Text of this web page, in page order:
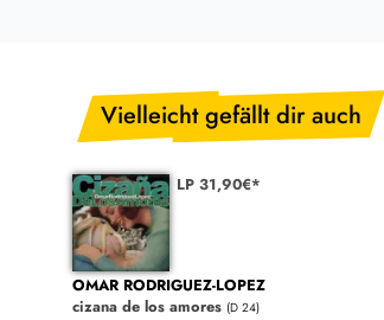
Vielleicht gefällt dir auch
LP 31,90€*
OMAR RODRIGUEZ-LOPEZ
cizana de los amores (D 24)